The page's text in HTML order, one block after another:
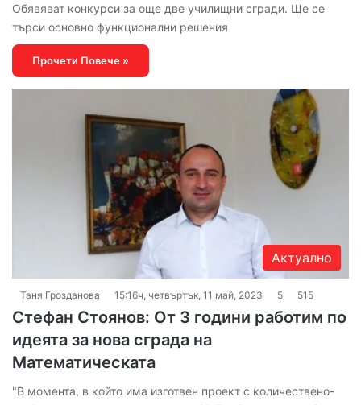
Обявяват конкурси за още две училищни сгради. Ще се
търси основно функционални решения
Прочети Повече »
Актуално
Таня Грозданова 15:16ч, четвъртък, 11 май, 2023 5 515
Стефан Стоянов: От 3 години работим по
идеята за нова сграда на
Математическата
"В момента, в който има изготвен проект с количествено-